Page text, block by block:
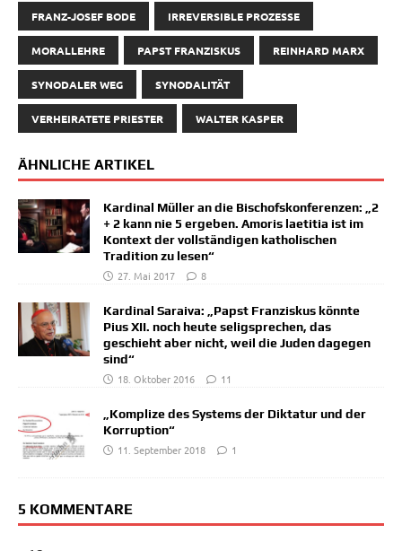
FRANZ-JOSEF BODE IRREVERSIBLE PROZESSE
MORALLEHRE PAPST FRANZISKUS REINHARD MARX
SYNODALER WEG SYNODALITÄT
VERHEIRATETE PRIESTER WALTER KASPER
ÄHNLICHE ARTIKEL
Kardinal Müller an die Bischofskonferenzen: „2
+ 2 kann nie 5 ergeben. Amoris laetitia ist im
Kontext der vollständigen katholischen
Tradition zu lesen“
27. Mai 2017
8
Kardinal Saraiva: „Papst Franziskus könnte
Pius XII. noch heute seligsprechen, das
geschieht aber nicht, weil die Juden dagegen
sind“
18. Oktober 2016
11
„Komplize des Systems der Diktatur und der
Korruption“
11. September 2018
1
5 KOMMENTARE